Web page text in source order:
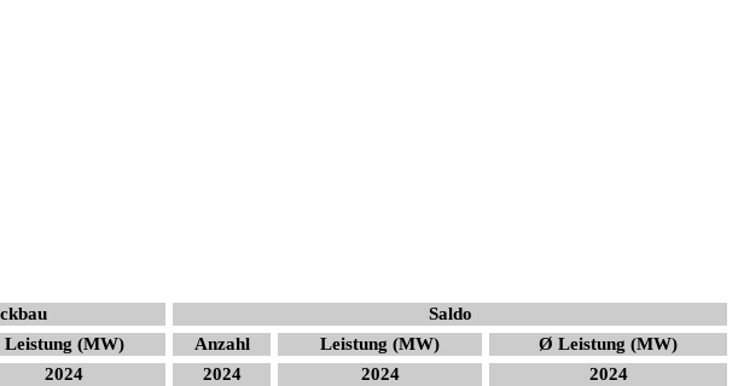
Saldo
Leistung (MW) Anzahl Leistung (MW)
Ø Leistung (MW)
2024 2024 2024 2024